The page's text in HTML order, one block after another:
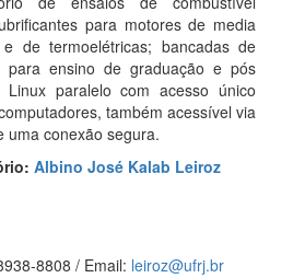
para motores de media
de termoelétricas; bancadas de
para ensino de graduação e pós
Linux paralelo com acesso único
também acessível via
uma conexão segura.
Albino José Kalab Leiroz
8808 / Email: leiroz@ufrj.br